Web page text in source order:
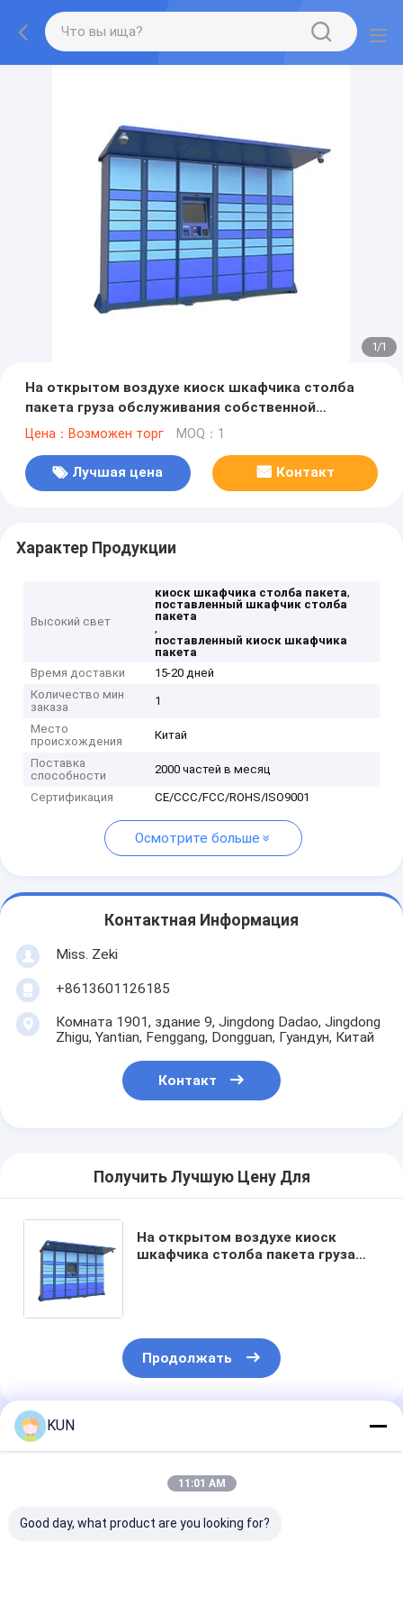
1/1
На открытом воздухе киоск шкафчика столба
пакета груза обслуживания собственной
личности поставленный приемистостью
Цена：Возможен торг MOQ：1
Лучшая цена Контакт
Характер Продукции
Высокий свет
киоск шкафчика столба пакета,
поставленный шкафчик столба
пакета
,
поставленный киоск шкафчика
пакета
Время доставки
15-20 дней
Количество мин
заказа
1
Место
происхождения
Китай
Поставка
способности
2000 частей в месяц
Сертификация CE/CCC/FCC/ROHS/ISO9001
Осмотрите больше
Контактная Информация
Miss. Zeki
+8613601126185
Комната 1901, здание 9, Jingdong Dadao, Jingdong
Zhigu, Yantian, Fenggang, Dongguan, Гуандун, Китай
Контакт
Получить Лучшую Цену Для
На открытом воздухе киоск
шкафчика столба пакета груза
Продолжать
Порекомендованные Продукты
KUN
11:01 AM
Good day, what product are you looking for?